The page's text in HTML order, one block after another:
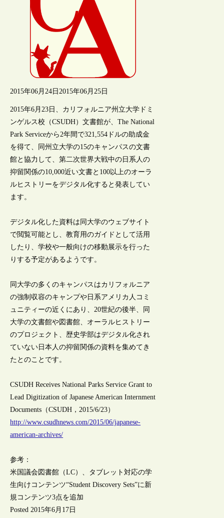
2015年06月24日 2015年06月25日
2015年6月23日、カリフォルニア州立大学ドミ
ンゲルス校（CSUDH）文書館が、The National
Park Serviceから2年間で321,554ドルの助成金
を得て、同州立大学の15のキャンパスの文書
館と協力して、第二次世界大戦中の日系人の
抑留関係の10,000近い文書と100以上のオーラ
ルヒストリーをデジタル化すると発表してい
ます。
デジタル化した資料は同大学のウェブサイト
で閲覧可能とし、教育用のガイドとして活用
したり、学校や一般向けの移動展示を行った
りする予定があるようです。
同大学の多くのキャンパスはカリフォルニア
の強制収容のキャンプや日系アメリカ人コミ
ュニティーの近くにあり、20世紀の後半、同
大学の文書館や図書館、オーラルヒストリー
のプロジェクト、歴史学部はデジタル化され
ていない日本人の抑留関係の資料を集めてき
たとのことです。
CSUDH Receives National Parks Service Grant to
Lead Digitization of Japanese American Internment
Documents（CSUDH，2015/6/23）
http://www.csudhnews.com/2015/06/japanese-
american-archives/
参考：
米国議会図書館（LC）、タブレット対応の学
生向けコンテンツ“Student Discovery Sets”に新
規コンテンツ3点を追加
Posted 2015年6月17日